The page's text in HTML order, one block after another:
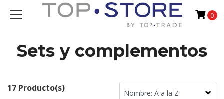
0
Sets y complementos
17 Producto(s)